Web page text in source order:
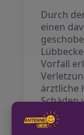
Durch
einen
Vorfall
ärztliche
Schäden
geschätzt.